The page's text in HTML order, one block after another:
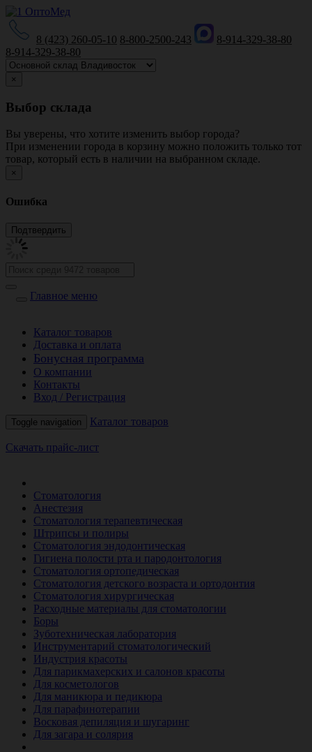
8 (423) 260-05-10 8-800-2500-243
8-914-329-38-80
8-914-329-38-80
×
Выбор склада
Вы уверены, что хотите изменить выбор города?
При изменении города в корзину можно положить только тот
товар, который есть в наличии на выбранном складе.
×
Ошибка
Главное меню
Каталог товаров
Доставка и оплата
Бонусная программа
О компании
Контакты
Вход / Регистрация
Toggle navigation Каталог товаров
Скачать прайс-лист
Стоматология
Анестезия
Стоматология терапевтическая
Штрипсы и полиры
Стоматология эндодонтическая
Гигиена полости рта и пародонтология
Стоматология ортопедическая
Стоматология детского возраста и ортодонтия
Стоматология хирургическая
Расходные материалы для стоматологии
Боры
Зуботехническая лаборатория
Инструментарий стоматологический
Индустрия красоты
Для парикмахерских и салонов красоты
Для косметологов
Для маникюра и педикюра
Для парафинотерапии
Восковая депиляция и шугаринг
Для загара и солярия